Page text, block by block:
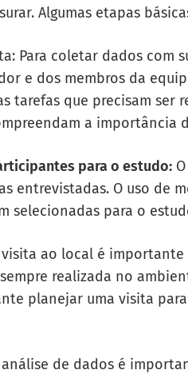
Algumas etapas
Para coletar dados com
e dos membros da
tarefas que precisam ser
a importância
para o estudo:
entrevistadas. O uso de
selecionadas para o
visita ao local é importante
realizada no
planejar uma visita
análise de dados é